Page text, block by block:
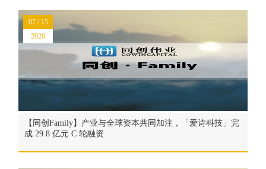
【同创Family】产业与全球资本共同加注，「爱诗科技」完
成 29.8 亿元 C 轮融资
07 / 15
2026